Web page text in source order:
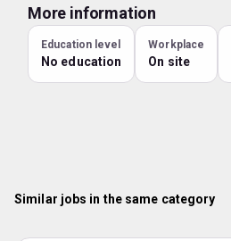
More information
Education level
No education
Workplace
On site
Similar jobs in the same category